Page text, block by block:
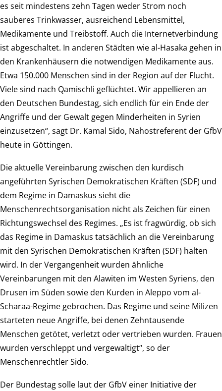
es seit mindestens zehn Tagen weder Strom noch
sauberes Trinkwasser, ausreichend Lebensmittel,
Medikamente und Treibstoff. Auch die Internetverbindung
ist abgeschaltet. In anderen Städten wie al-Hasaka gehen in
den Krankenhäusern die notwendigen Medikamente aus.
Etwa 150.000 Menschen sind in der Region auf der Flucht.
Viele sind nach Qamischli geflüchtet. Wir appellieren an
den Deutschen Bundestag, sich endlich für ein Ende der
Angriffe und der Gewalt gegen Minderheiten in Syrien
einzusetzen“, sagt Dr. Kamal Sido, Nahostreferent der GfbV
heute in Göttingen.
Die aktuelle Vereinbarung zwischen den kurdisch
angeführten Syrischen Demokratischen Kräften (SDF) und
dem Regime in Damaskus sieht die
Menschenrechtsorganisation nicht als Zeichen für einen
Richtungswechsel des Regimes. „Es ist fragwürdig, ob sich
das Regime in Damaskus tatsächlich an die Vereinbarung
mit den Syrischen Demokratischen Kräften (SDF) halten
wird. In der Vergangenheit wurden ähnliche
Vereinbarungen mit den Alawiten im Westen Syriens, den
Drusen im Süden sowie den Kurden in Aleppo vom al-
Scharaa-Regime gebrochen. Das Regime und seine Milizen
starteten neue Angriffe, bei denen Zehntausende
Menschen getötet, verletzt oder vertrieben wurden. Frauen
wurden verschleppt und vergewaltigt“, so der
Menschenrechtler Sido.
Der Bundestag solle laut der GfbV einer Initiative der